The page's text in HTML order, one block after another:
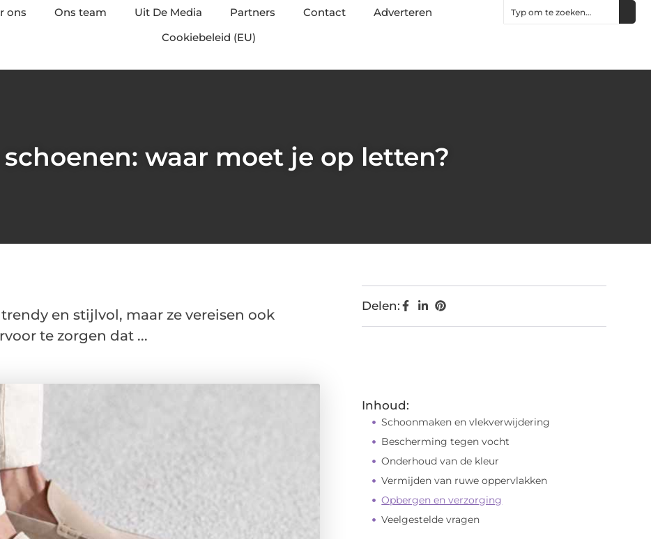
ons Ons team Uit De Media Partners Contact
Adverteren
Cookiebeleid (EU)
schoenen: waar moet je op letten?
en stijlvol, maar ze vereisen ook
te zorgen dat ...
Delen:
Inhoud:
Schoonmaken en vlekverwijdering
Bescherming tegen vocht
Onderhoud van de kleur
Vermijden van ruwe oppervlakken
Opbergen en verzorging
Veelgestelde vragen